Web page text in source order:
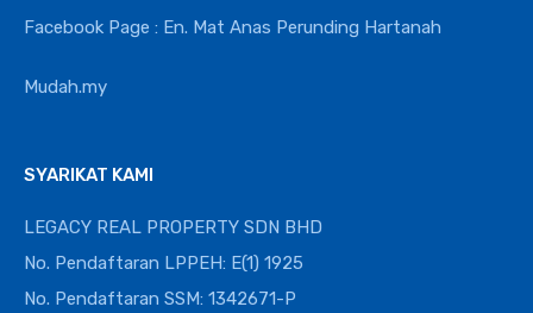
Facebook Page : En. Mat Anas Perunding Hartanah
Mudah.my
SYARIKAT KAMI
LEGACY REAL PROPERTY SDN BHD
No. Pendaftaran LPPEH: E(1) 1925
No. Pendaftaran SSM: 1342671-P